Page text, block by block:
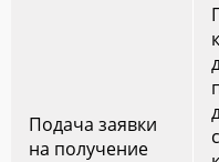
Подача заявки
на получение